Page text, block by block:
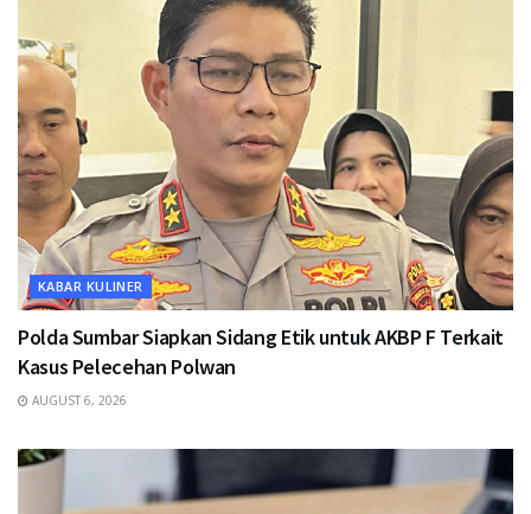
KABAR KULINER
Polda Sumbar Siapkan Sidang Etik untuk AKBP F Terkait
Kasus Pelecehan Polwan
AUGUST 6, 2026